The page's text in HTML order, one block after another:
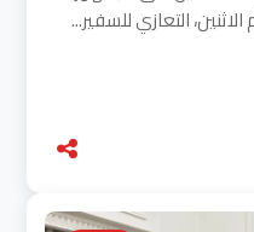
التعازي للسفير...